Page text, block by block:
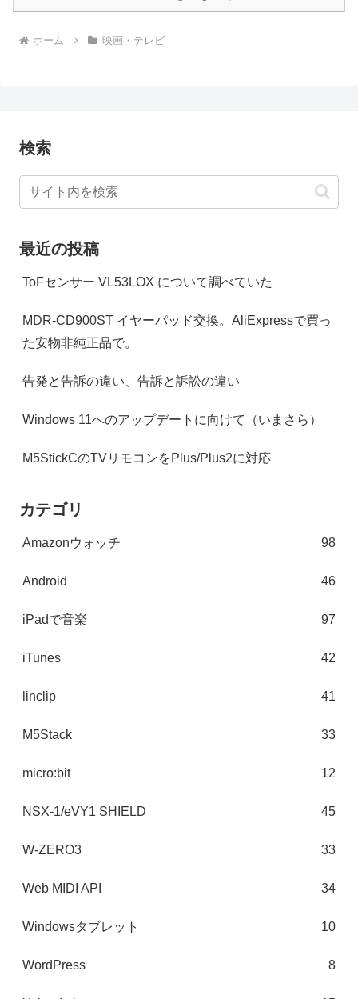
ホーム 映画・テレビ
検索
最近の投稿
ToFセンサー VL53LOX について調べていた
MDR-CD900ST イヤーパッド交換。AliExpressで買っ
た安物非純正品で。
告発と告訴の違い、告訴と訴訟の違い
Windows 11へのアップデートに向けて（いまさら）
M5StickCのTVリモコンをPlus/Plus2に対応
カテゴリ
Amazonウォッチ 98
Android 46
iPadで音楽 97
iTunes 42
linclip 41
M5Stack 33
micro:bit 12
NSX-1/eVY1 SHIELD 45
W-ZERO3 33
Web MIDI API 34
Windowsタブレット 10
WordPress 8